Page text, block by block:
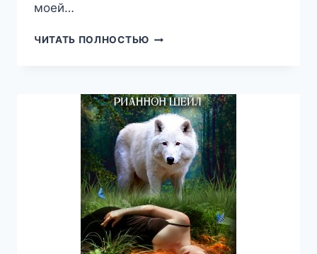
моей…
ЧИТАТЬ ПОЛНОСТЬЮ УЖАСНО
ГЕРОИНИ,
АНАСТАСИЯ
МЕДВЕДЕВА